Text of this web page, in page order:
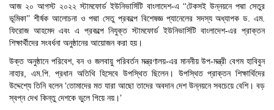
আজ ২০ আগস্ট ২০২২ স্টামফোর্ড ইউনিভার্সিটি বাংলাদেশ-এ ‘‘টেকসই উন্নয়নে পদ্মা সেতুর
ভূমিকা’’ শীর্ষক আলোচনা ও পদ্মা সেতু প্রকল্পে বিশেষজ্ঞ প্যানেলের সদস্য অধ্যাপক ড. এম.
ফিরোজ আহমেদ এবং এ প্রকল্পে নিযুক্ত স্টামফোর্ড ইউনিভার্সিটি বাংলাদেশ-এর প্রাক্তন
শিক্ষার্থীদের সংবর্ধনা অনুষ্ঠানের আয়োজন করা হয়।
উক্ত অনুষ্ঠানে পরিবেশ, বন ও জলবায়ু পরিবর্তন মন্ত্রণালয়-এর মাননীয় উপ-মন্ত্রী বেগম হাবিবুন
নাহার, এম.পি. প্রধান অতিথি হিসেবে উপস্থিত ছিলেন। উপস্থিত প্রাক্তন শিক্ষার্থিদের
উদ্দেশ্যে তিনি বলেন ‘তোমাদের মত যারা আছো তাদের অবদান দেশ উন্নয়নে সবচেয়ে বেশি। বড়
স্বপ্ন দেখ কিন্তু দেশকে ভুলে গিয়ে নয়।’